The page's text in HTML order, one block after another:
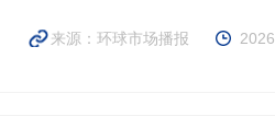
来源：环球市场播报